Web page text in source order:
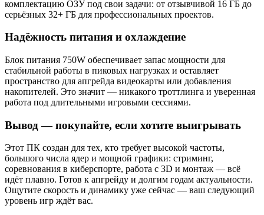
комплектацию ОЗУ под свои задачи: от отзывчивой 16 ГБ до
серьёзных 32+ ГБ для профессиональных проектов.
Надёжность питания и охлаждение
Блок питания 750W обеспечивает запас мощности для
стабильной работы в пиковых нагрузках и оставляет
пространство для апгрейда видеокарты или добавления
накопителей. Это значит — никакого троттлинга и уверенная
работа под длительными игровыми сессиями.
Вывод — покупайте, если хотите выигрывать
Этот ПК создан для тех, кто требует высокой частоты,
большого числа ядер и мощной графики: стриминг,
соревнования в киберспорте, работа с 3D и монтаж — всё
идёт плавно. Готов к апгрейду и долгим годам актуальности.
Ощутите скорость и динамику уже сейчас — ваш следующий
уровень игр ждёт вас.